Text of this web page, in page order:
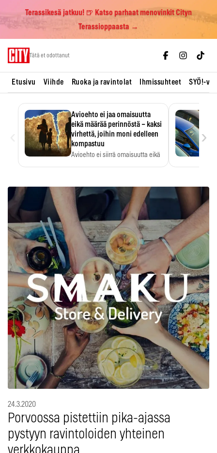
Terassikesä jatkuu! 🍺 Katso parhaat menovinkit Cityn
Terassioppaasta →
Tätä et odottanut
Etusivu Viihde Ruoka ja ravintolat Ihmissuhteet SYÖ!-
Avioehto ei jaa omaisuutta
eikä määrää perinnöstä – kaksi
virhettä, joihin moni edelleen
kompastuu
Avioehto ei siirrä omaisuutta eikä
›
24.3.2020
Porvoossa pistettiin pika-ajassa
pystyyn ravintoloiden yhteinen